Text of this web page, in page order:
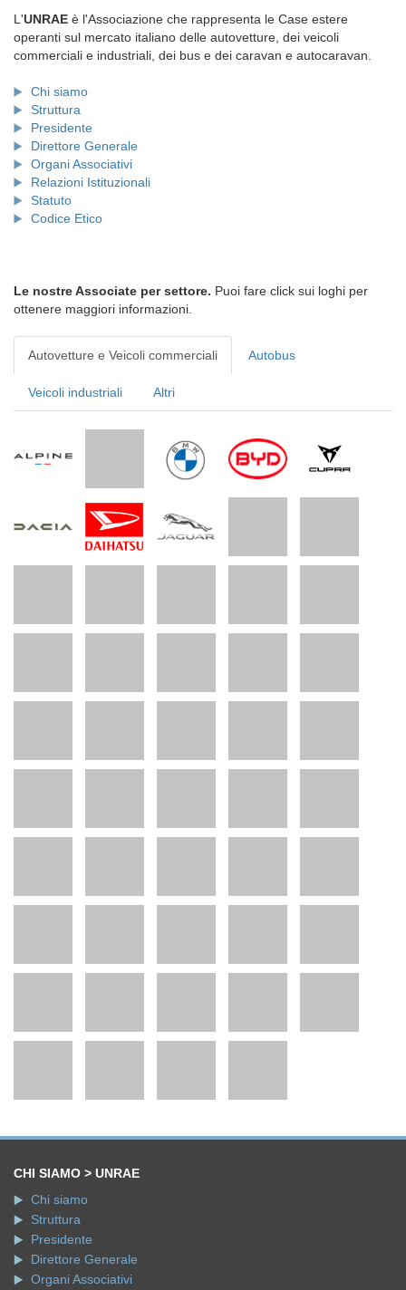
L'UNRAE è l'Associazione che rappresenta le Case estere
operanti sul mercato italiano delle autovetture, dei veicoli
commerciali e industriali, dei bus e dei caravan e autocaravan.
Chi siamo
Struttura
Presidente
Direttore Generale
Organi Associativi
Relazioni Istituzionali
Statuto
Codice Etico
Le nostre Associate per settore. Puoi fare click sui loghi per
ottenere maggiori informazioni.
Autovetture e Veicoli commerciali Autobus
Veicoli industriali Altri
CHI SIAMO > UNRAE
Chi siamo
Struttura
Presidente
Direttore Generale
Organi Associativi